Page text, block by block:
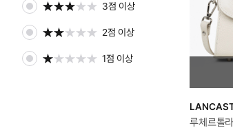
3점 이상
2점 이상
1점 이상
루체르톨